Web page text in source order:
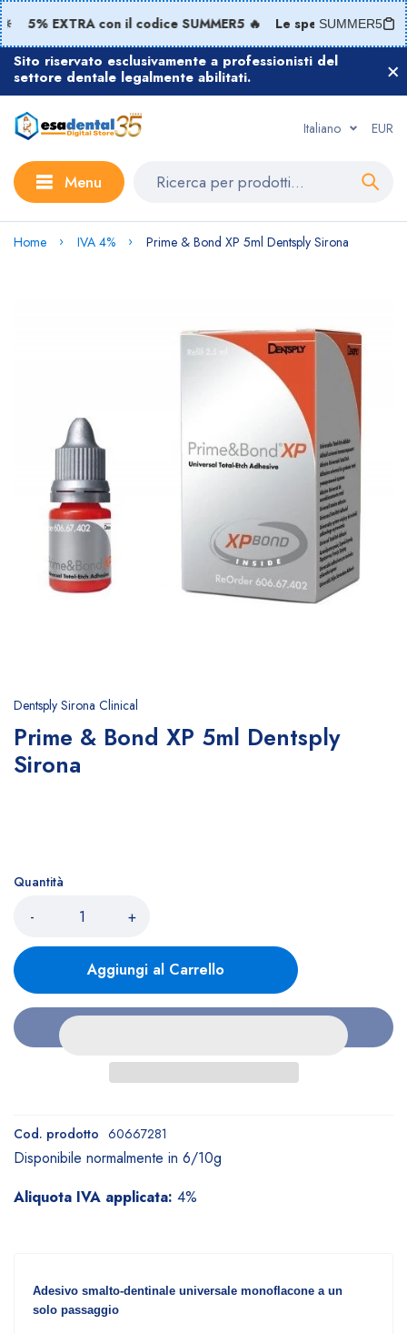
5% EXTRA con il codice SUMMER5 🔥 Le spedizioni
SUMMER5
Sito riservato esclusivamente a professionisti del
settore dentale legalmente abilitati.
Italiano EUR
Menu
Home IVA 4% Prime & Bond XP 5ml Dentsply Sirona
Dentsply Sirona Clinical
Prime & Bond XP 5ml Dentsply
Sirona
Quantità
- +
Aggiungi al Carrello
Cod. prodotto 60667281
Disponibile normalmente in 6/10g
Aliquota IVA applicata: 4%
Adesivo smalto-dentinale universale monoflacone a un
solo passaggio